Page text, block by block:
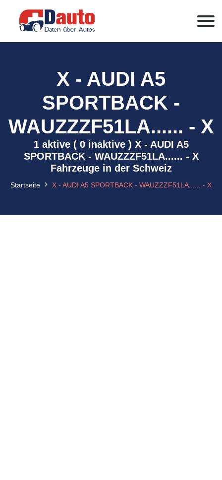
X - AUDI A5
SPORTBACK -
WAUZZZF51LA...... - X
1 aktive ( 0 inaktive ) X - AUDI A5
SPORTBACK - WAUZZZF51LA...... - X
Fahrzeuge in der Schweiz
Startseite X - AUDI A5 SPORTBACK - WAUZZZF51LA...... - X